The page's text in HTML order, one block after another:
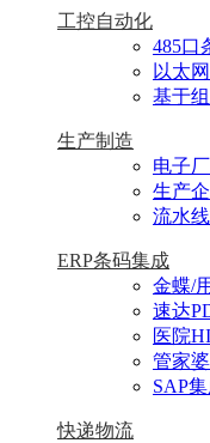
工控自动化
485口
以太
基于
生产制造
电子
生产
流水
ERP条码集成
金蝶/
速达
医院
管家
SAP
快递物流